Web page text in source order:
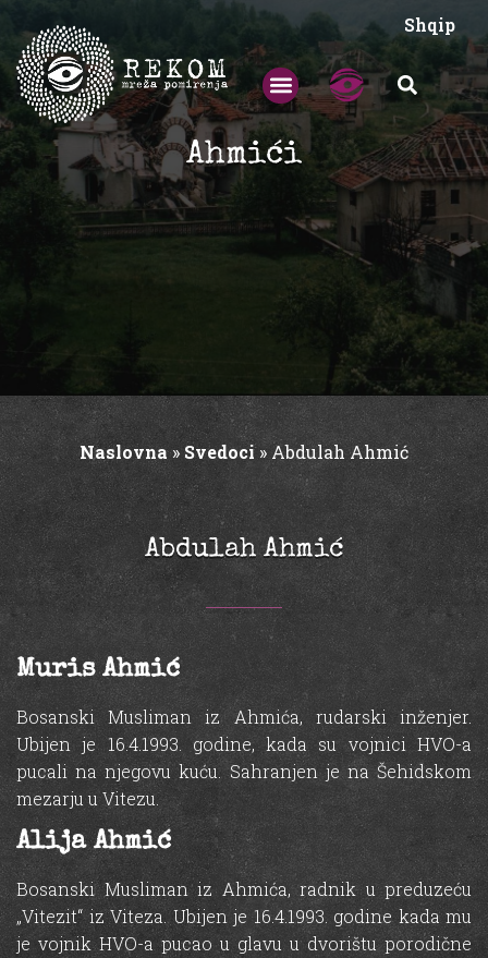
Shqip
Ahmići
Naslovna» Svedoci» Abdulah Ahmić
Abdulah Ahmić
Muris Ahmić
Bosanski Musliman iz Ahmića, rudarski inženjer.
Ubijen je 16.4.1993. godine, kada su vojnici HVO-a
pucali na njegovu kuću. Sahranjen je na Šehidskom
mezarju u Vitezu.
Alija Ahmić
Bosanski Musliman iz Ahmića, radnik u preduzeću
„Vitezit“ iz Viteza. Ubijen je 16.4.1993. godine kada mu
je vojnik HVO-a pucao u glavu u dvorištu porodične